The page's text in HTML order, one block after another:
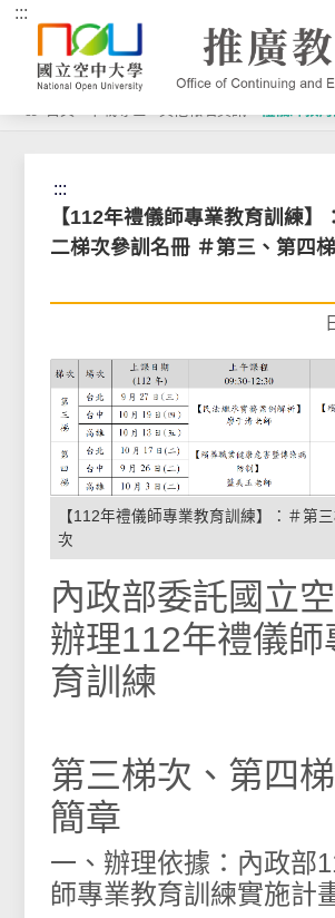
跳到主要內容區塊
:::
:::
【112年禮儀師專業教育訓練】
二梯次參訓名冊 ＃第三、第四
【112年禮儀師專業教育訓練】：＃第
次
內政部委託國立
辦理112年禮儀師
育訓練
第三梯次、第四
簡章
一、辦理依據：內政部
師專業教育訓練實施計